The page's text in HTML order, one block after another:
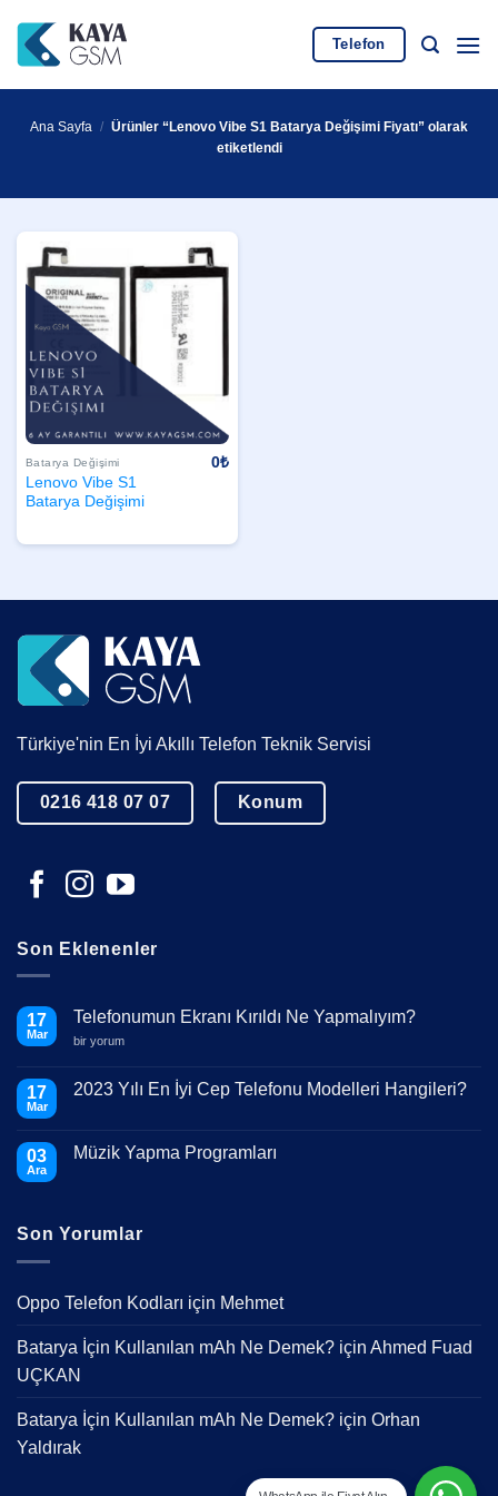
atla
Telefon
Ana Sayfa / Ürünler “Lenovo Vibe S1 Batarya Değişimi Fiyatı” olarak
etiketlendi
Batarya Değişimi
Lenovo Vibe S1
Batarya Değişimi
0₺
Türkiye'nin En İyi Akıllı Telefon Teknik Servisi
0216 418 07 07 Konum
Son Eklenenler
17
Mar
Telefonumun Ekranı Kırıldı Ne Yapmalıyım?
Telefonumun
Ne
Yapmalıyım?
bir yorum
17
Mar
2023 Yılı En İyi Cep Telefonu Modelleri Hangileri?
Yılı
Modelleri
Hangileri?
03
Ara
Müzik Yapma Programları
Programları
Son Yorumlar
Oppo Telefon Kodları için Mehmet
Batarya İçin Kullanılan mAh Ne Demek? için Ahmed Fuad
UÇKAN
Batarya İçin Kullanılan mAh Ne Demek? için Orhan
Yaldırak